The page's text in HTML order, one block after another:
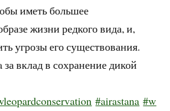
иметь большее
жизни редкого вида, и,
угрозы его существования.
вклад в сохранение дикой
#airastana #w